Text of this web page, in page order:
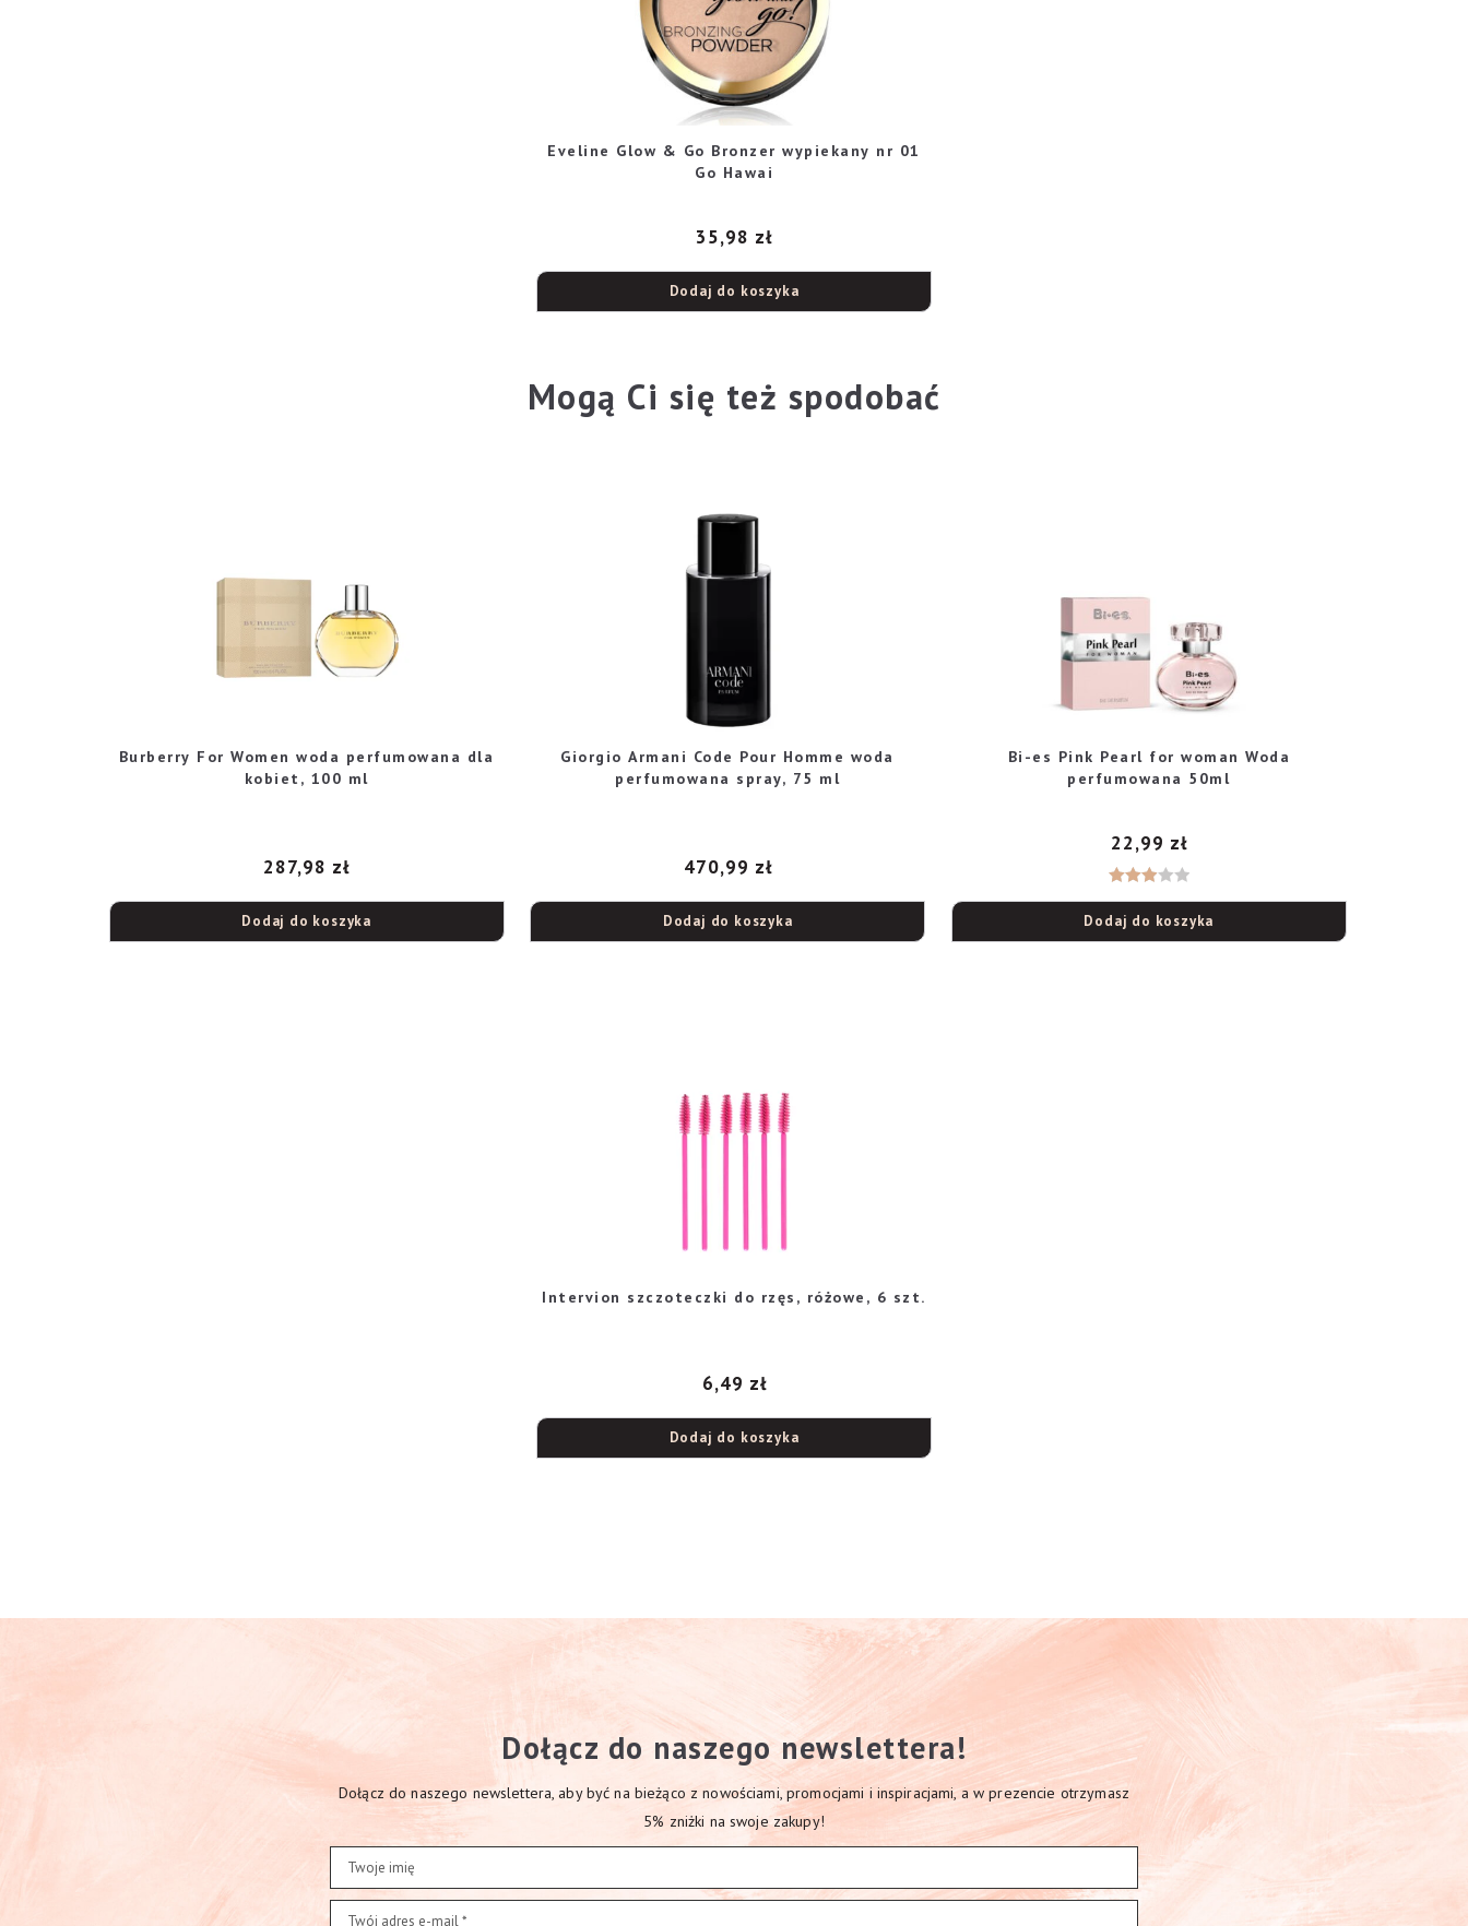
Eveline Glow & Go Bronzer wypiekany nr 01
Go Hawai
35,98 zł
Dodaj do koszyka
Mogą Ci się też spodobać
Burberry For Women woda perfumowana dla
kobiet, 100 ml
287,98 zł
Dodaj do koszyka
Giorgio Armani Code Pour Homme woda
perfumowana spray, 75 ml
470,99 zł
Dodaj do koszyka
Bi-es Pink Pearl for woman Woda
perfumowana 50ml
no
3.00
22,99 zł
Dodaj do koszyka
Intervion szczoteczki do rzęs, różowe, 6 szt.
6,49 zł
Dodaj do koszyka
Dołącz do naszego newslettera!
Dołącz do naszego newslettera, aby być na bieżąco z nowościami, promocjami i inspiracjami, a w prezencie otrzymasz
5% zniżki na swoje zakupy!